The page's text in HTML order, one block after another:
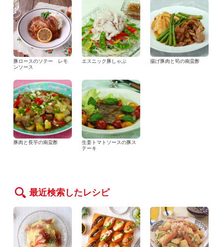
豚ロースのソテー レモ
ンソース
エスニック豚しゃぶ 揚げ豚肉と筍の南蛮酢
豚肉と長芋の南蛮酢
生姜トマトソースの豚ス
テーキ
最近検索したレシピ